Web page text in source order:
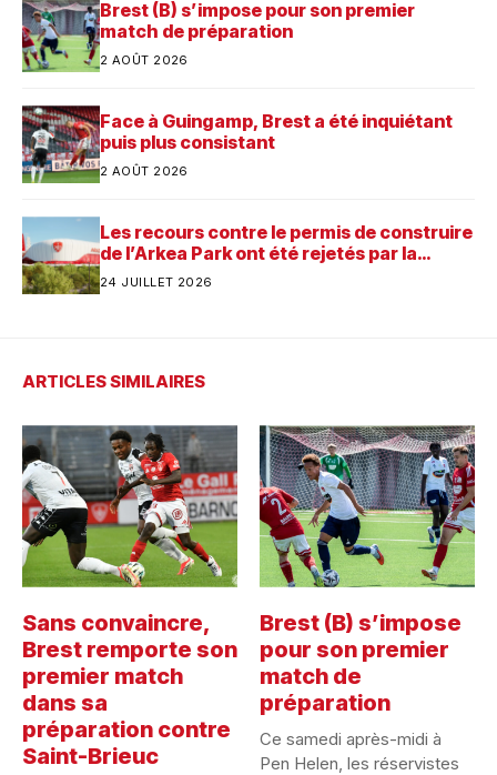
Brest (B) s’impose pour son premier
match de préparation
2 AOÛT 2026
Face à Guingamp, Brest a été inquiétant
puis plus consistant
2 AOÛT 2026
Les recours contre le permis de construire
de l’Arkea Park ont été rejetés par la
justice. Quelle est désormais la prochaine
24 JUILLET 2026
ARTICLES SIMILAIRES
Sans convaincre,
Brest remporte son
premier match
dans sa
préparation contre
Saint-Brieuc
Brest (B) s’impose
pour son premier
match de
préparation
Ce samedi après-midi à
Pen Helen, les réservistes